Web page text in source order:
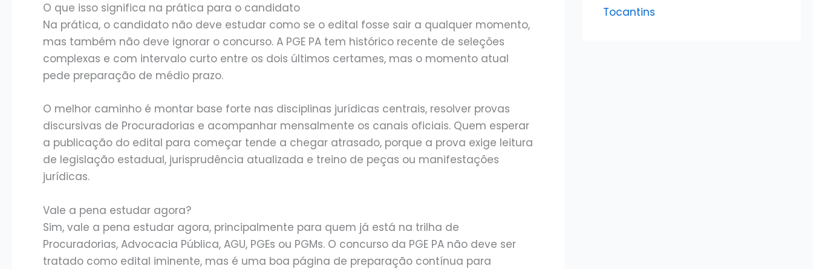
O que isso significa na prática para o candidato
Na prática, o candidato não deve estudar como se o edital fosse sair a qualquer momento,
mas também não deve ignorar o concurso. A PGE PA tem histórico recente de seleções
complexas e com intervalo curto entre os dois últimos certames, mas o momento atual
pede preparação de médio prazo.
O melhor caminho é montar base forte nas disciplinas jurídicas centrais, resolver provas
discursivas de Procuradorias e acompanhar mensalmente os canais oficiais. Quem esperar
a publicação do edital para começar tende a chegar atrasado, porque a prova exige leitura
de legislação estadual, jurisprudência atualizada e treino de peças ou manifestações
jurídicas.
Vale a pena estudar agora?
Sim, vale a pena estudar agora, principalmente para quem já está na trilha de
Procuradorias, Advocacia Pública, AGU, PGEs ou PGMs. O concurso da PGE PA não deve ser
tratado como edital iminente, mas é uma boa página de preparação contínua para
Tocantins